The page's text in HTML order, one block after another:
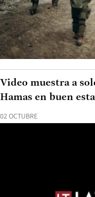
02 OCTUBRE
Video muestra a
Hamas en buen